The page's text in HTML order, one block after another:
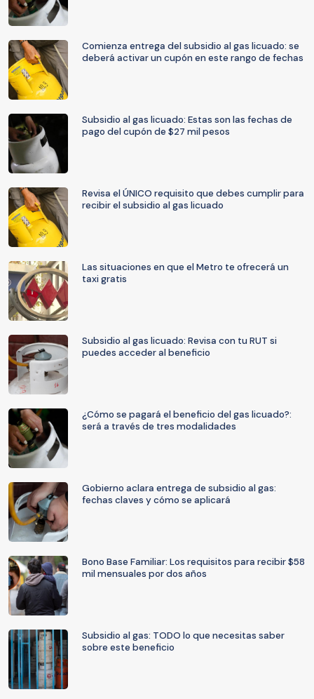
Comienza entrega del subsidio al gas licuado: se
deberá activar un cupón en este rango de fechas
Subsidio al gas licuado: Estas son las fechas de
pago del cupón de $27 mil pesos
Revisa el ÚNICO requisito que debes cumplir para
recibir el subsidio al gas licuado
Las situaciones en que el Metro te ofrecerá un
taxi gratis
Subsidio al gas licuado: Revisa con tu RUT si
puedes acceder al beneficio
¿Cómo se pagará el beneficio del gas licuado?:
será a través de tres modalidades
Gobierno aclara entrega de subsidio al gas:
fechas claves y cómo se aplicará
Bono Base Familiar: Los requisitos para recibir $58
mil mensuales por dos años
Subsidio al gas: TODO lo que necesitas saber
sobre este beneficio